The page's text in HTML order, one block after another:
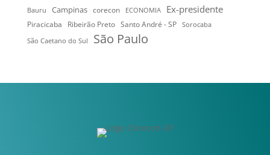
Bauru Campinas corecon ECONOMIA Ex-presidente
Piracicaba Ribeirão Preto Santo André - SP
Sorocaba
São Caetano do Sul
São Paulo